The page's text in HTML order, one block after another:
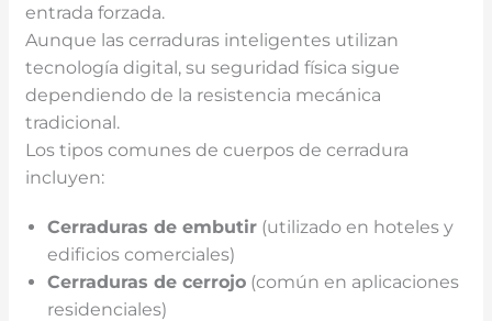
entrada forzada.
Aunque las cerraduras inteligentes utilizan
tecnología digital, su seguridad física sigue
dependiendo de la resistencia mecánica
tradicional.
Los tipos comunes de cuerpos de cerradura
incluyen:
Cerraduras de embutir (utilizado en hoteles y
edificios comerciales)
Cerraduras de cerrojo (común en aplicaciones
residenciales)